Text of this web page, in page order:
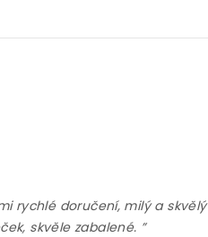
rychlé doručení, milý a skvělý
skvěle zabalené. ”